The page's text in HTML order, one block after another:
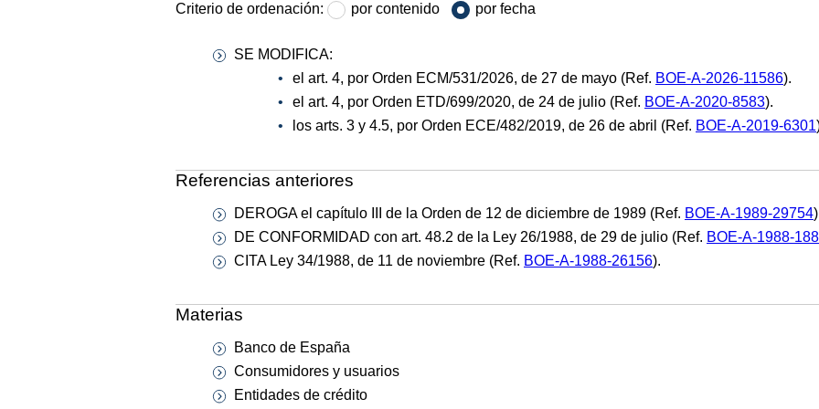
Criterio de ordenación: por contenido por fecha
SE MODIFICA:
el art. 4, por Orden ECM/531/2026, de 27 de mayo (Ref. BOE-A-2026-11586).
el art. 4, por Orden ETD/699/2020, de 24 de julio (Ref. BOE-A-2020-8583).
los arts. 3 y 4.5, por Orden ECE/482/2019, de 26 de abril (Ref. BOE-A-2019-6301
Referencias anteriores
DEROGA el capítulo III de la Orden de 12 de diciembre de 1989 (Ref. BOE-A-1989-29754
DE CONFORMIDAD con art. 48.2 de la Ley 26/1988, de 29 de julio (Ref. BOE-A-1988-
CITA Ley 34/1988, de 11 de noviembre (Ref. BOE-A-1988-26156).
Materias
Banco de España
Consumidores y usuarios
Entidades de crédito